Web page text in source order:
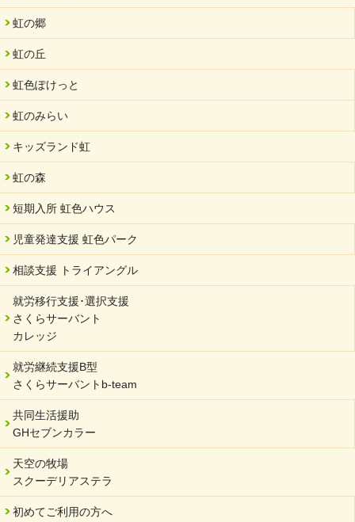
虹の郷
虹の丘
虹色ぽけっと
虹のみらい
キッズランド虹
虹の森
短期入所 虹色ハウス
児童発達支援 虹色パーク
相談支援 トライアングル
就労移行支援･選択支援
さくらサーバント
カレッジ
就労継続支援B型
さくらサーバントb-team
共同生活援助
GHセブンカラー
天空の牧場
スクーデリアステラ
初めてご利用の方へ